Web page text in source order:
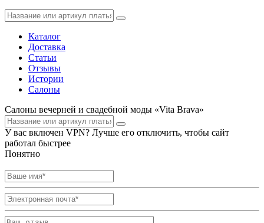
Каталог
Доставка
Статьи
Отзывы
Истории
Салоны
Салоны вечерней и свадебной моды «Vita Brava»
У вас включен VPN? Лучше его отключить, чтобы сайт
работал быстрее
Понятно